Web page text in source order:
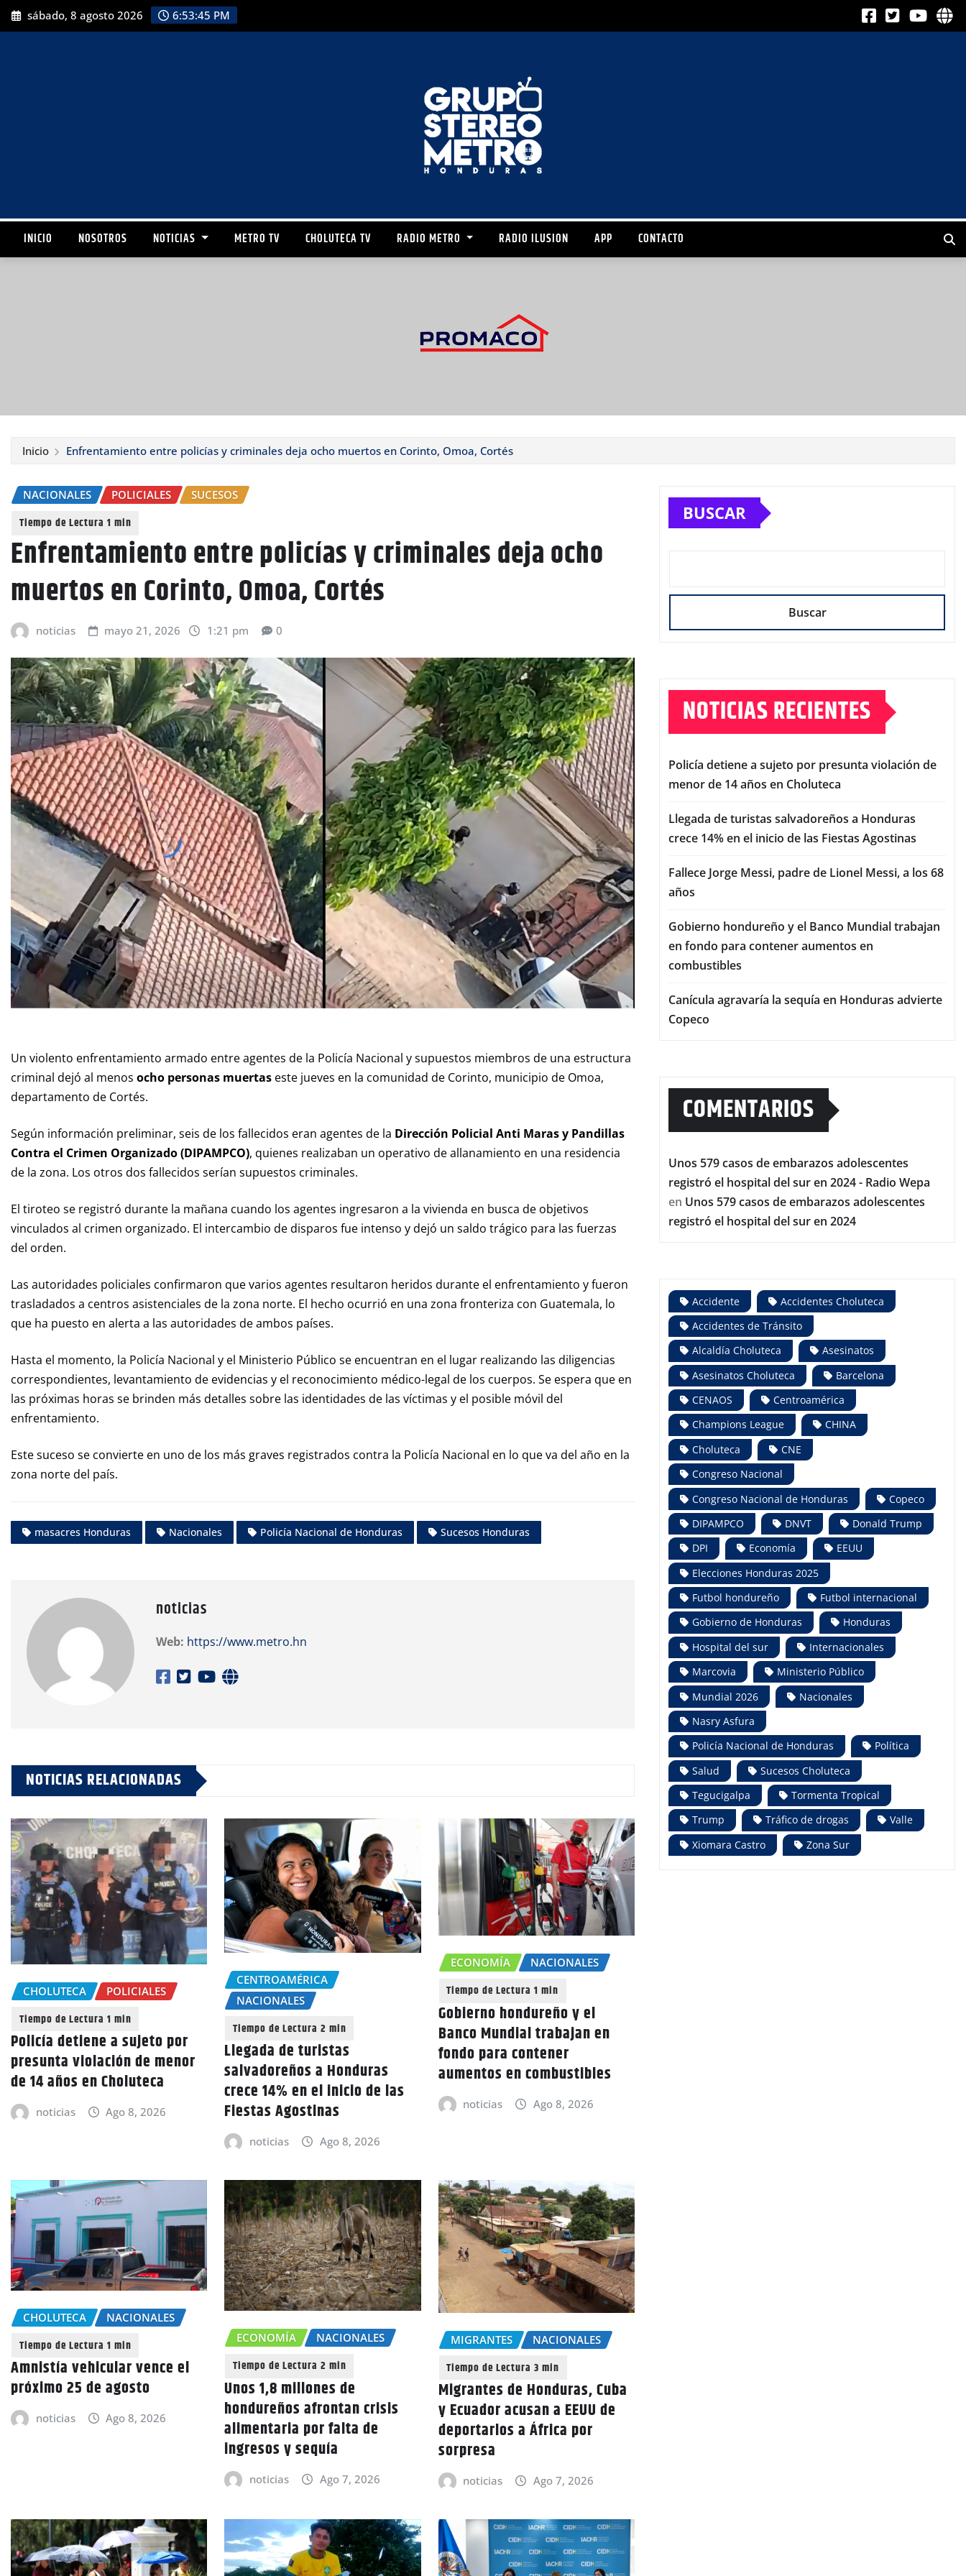
sábado, 8 agosto 2026 6:53:46 PM
INICIO NOSOTROS NOTICIAS METRO TV CHOLUTECA TV RADIO METRO RADIO ILUSION APP CONTACTO
Inicio Enfrentamiento entre policías y criminales deja ocho muertos en Corinto, Omoa, Cortés
NACIONALES POLICIALES SUCESOS
Enfrentamiento entre policías y criminales deja ocho
muertos en Corinto, Omoa, Cortés
noticias mayo 21, 2026 1:21 pm 0
Un violento enfrentamiento armado entre agentes de la Policía Nacional y supuestos miembros de una estructura
criminal dejó al menos ocho personas muertas este jueves en la comunidad de Corinto, municipio de Omoa,
departamento de Cortés.
Según información preliminar, seis de los fallecidos eran agentes de la Dirección Policial Anti Maras y Pandillas
Contra el Crimen Organizado (DIPAMPCO), quienes realizaban un operativo de allanamiento en una residencia
de la zona. Los otros dos fallecidos serían supuestos criminales.
El tiroteo se registró durante la mañana cuando los agentes ingresaron a la vivienda en busca de objetivos
vinculados al crimen organizado. El intercambio de disparos fue intenso y dejó un saldo trágico para las fuerzas
del orden.
Las autoridades policiales confirmaron que varios agentes resultaron heridos durante el enfrentamiento y fueron
trasladados a centros asistenciales de la zona norte. El hecho ocurrió en una zona fronteriza con Guatemala, lo
que ha puesto en alerta a las autoridades de ambos países.
Hasta el momento, la Policía Nacional y el Ministerio Público se encuentran en el lugar realizando las diligencias
correspondientes, levantamiento de evidencias y el reconocimiento médico-legal de los cuerpos. Se espera que en
las próximas horas se brinden más detalles sobre las identidades de las víctimas y el posible móvil del
enfrentamiento.
Este suceso se convierte en uno de los más graves registrados contra la Policía Nacional en lo que va del año en la
zona norte del país.
masacres Honduras Nacionales Policía Nacional de Honduras Sucesos Honduras
noticias
Web: https://www.metro.hn
NOTICIAS RELACIONADAS
CHOLUTECA POLICIALES
Policía detiene a sujeto por
presunta violación de menor
de 14 años en Choluteca
noticias Ago 8, 2026
CENTROAMÉRICA
NACIONALES
Llegada de turistas
salvadoreños a Honduras
crece 14% en el inicio de las
Fiestas Agostinas
noticias Ago 8, 2026
ECONOMÍA NACIONALES
Gobierno hondureño y el
Banco Mundial trabajan en
fondo para contener
aumentos en combustibles
noticias Ago 8, 2026
CHOLUTECA NACIONALES
Amnistía vehicular vence el
próximo 25 de agosto
noticias Ago 8, 2026
ECONOMÍA NACIONALES
Unos 1,8 millones de
hondureños afrontan crisis
alimentaria por falta de
ingresos y sequía
noticias Ago 7, 2026
MIGRANTES NACIONALES
Migrantes de Honduras, Cuba
y Ecuador acusan a EEUU de
deportarlos a África por
sorpresa
noticias Ago 7, 2026
BUSCAR
Buscar
NOTICIAS RECIENTES
Policía detiene a sujeto por presunta violación de
menor de 14 años en Choluteca
Llegada de turistas salvadoreños a Honduras
crece 14% en el inicio de las Fiestas Agostinas
Fallece Jorge Messi, padre de Lionel Messi, a los 68
años
Gobierno hondureño y el Banco Mundial trabajan
en fondo para contener aumentos en
combustibles
Canícula agravaría la sequía en Honduras advierte
Copeco
COMENTARIOS
Unos 579 casos de embarazos adolescentes
registró el hospital del sur en 2024 - Radio Wepa
en Unos 579 casos de embarazos adolescentes
registró el hospital del sur en 2024
Accidente
Accidentes Choluteca
Accidentes de Tránsito
Alcaldía Choluteca
Asesinatos
Asesinatos Choluteca
Barcelona
CENAOS
Centroamérica
Champions League
CHINA
Choluteca
CNE
Congreso Nacional
Congreso Nacional de Honduras
Copeco
DIPAMPCO
DNVT
Donald Trump
DPI
Economía
EEUU
Elecciones Honduras 2025
Futbol hondureño
Futbol internacional
Gobierno de Honduras
Honduras
Hospital del sur
Internacionales
Marcovia
Ministerio Público
Mundial 2026
Nacionales
Nasry Asfura
Policía Nacional de Honduras
Política
Salud
Sucesos Choluteca
Tegucigalpa
Tormenta Tropical
Trump
Tráfico de drogas
Valle
Xiomara Castro
Zona Sur